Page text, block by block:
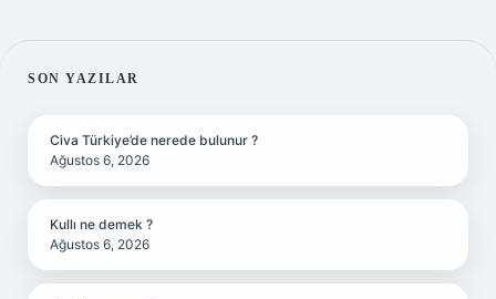
SIDEBAR
SON YAZILAR
Civa Türkiye’de nerede bulunur ?
Ağustos 6, 2026
Kullı ne demek ?
Ağustos 6, 2026